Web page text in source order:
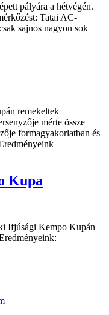
pályára a hétvégén.
Tatai AC-
sajnos nagyon sok
remekeltek
mérte össze
formagyakorlatban és
Kupa
Ifjúsági Kempo Kupán